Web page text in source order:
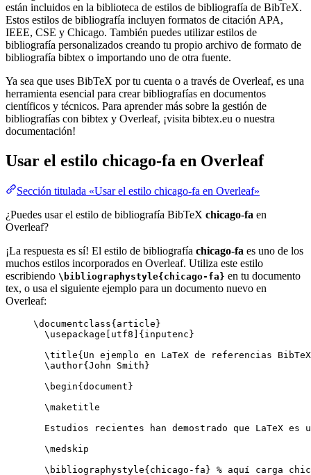
están incluidos en la biblioteca de estilos de bibliografía de BibTeX.
Estos estilos de bibliografía incluyen formatos de citación APA,
IEEE, CSE y Chicago. También puedes utilizar estilos de
bibliografía personalizados creando tu propio archivo de formato de
bibliografía bibtex o importando uno de otra fuente.
Ya sea que uses BibTeX por tu cuenta o a través de Overleaf, es una
herramienta esencial para crear bibliografías en documentos
científicos y técnicos. Para aprender más sobre la gestión de
bibliografías con bibtex y Overleaf, ¡visita bibtex.eu o nuestra
documentación!
Usar el estilo chicago-fa en Overleaf
Sección titulada «Usar el estilo chicago-fa en Overleaf»
¿Puedes usar el estilo de bibliografía BibTeX chicago-fa en
Overleaf?
¡La respuesta es sí! El estilo de bibliografía chicago-fa es uno de los
muchos estilos incorporados en Overleaf. Utiliza este estilo
escribiendo \bibliographystyle{chicago-fa} en tu documento
tex, o usa el siguiente ejemplo para un documento nuevo en
Overleaf:
\documentclass{ article }
\usepackage
utf8 ]{ inputenc }
\title{Un ejemplo en LaTeX de referencias
\author{John Smith}
\begin{ document }
\maketitle
Estudios recientes han demostrado que LaTeX
\medskip
\bibliographystyle{chicago-fa} % aquí carga